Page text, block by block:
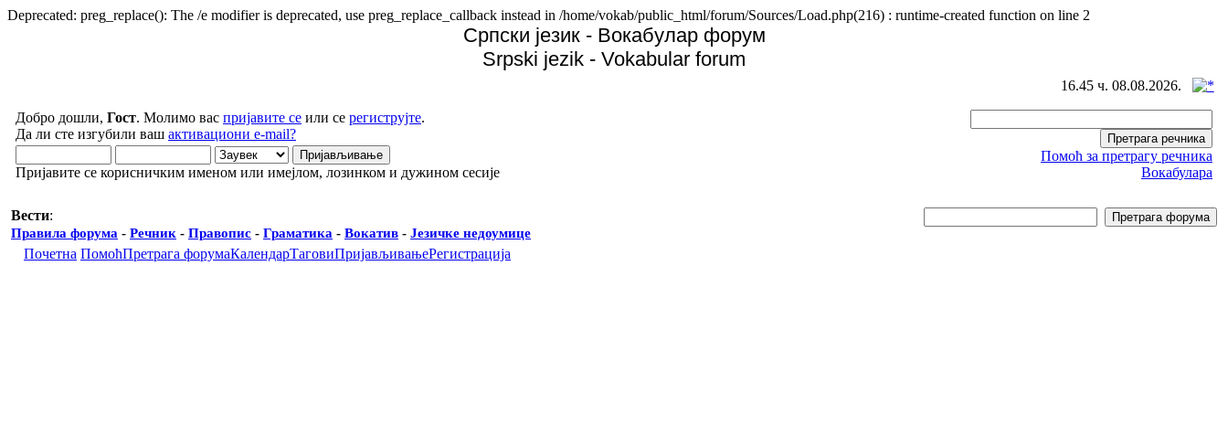
Deprecated: preg_replace(): The /e modifier is deprecated, use preg_replace_callback instead in /home/vokab/public_html/forum/Sources/Load.php(216) : runtime-created function on line 2
Српски језик - Вокабулар форум
Srpski jezik - Vokabular forum
16.45 ч. 08.08.2026.
Добро дошли, Гост. Молимо вас пријавите се или се региструјте.
Да ли сте изгубили ваш активациони e-mail?
Пријавите се корисничким именом или имејлом, лозинком и дужином сесије
Помоћ за претрагу речника
Вокабулара
Вести:
Правила форума - Речник - Правопис - Граматика - Вокатив - Језичке недоумице
Почетна ПомоћПретрага форумаКалендарТаговиПријављивањеРегистрација